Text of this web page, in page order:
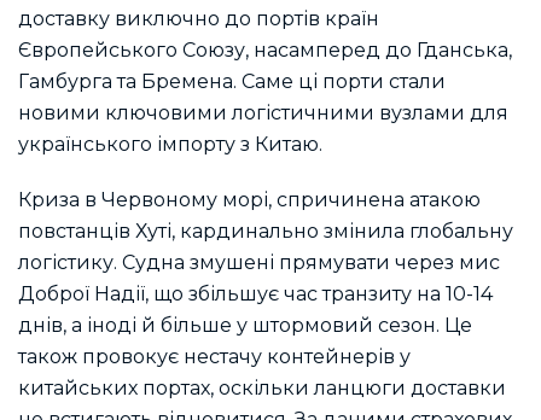
доставку виключно до портів країн
Європейського Союзу, насамперед до Гданська,
Гамбурга та Бремена. Саме ці порти стали
новими ключовими логістичними вузлами для
українського імпорту з Китаю.
Криза в Червоному морі, спричинена атакою
повстанців Хуті, кардинально змінила глобальну
логістику. Судна змушені прямувати через мис
Доброї Надії, що збільшує час транзиту на 10-14
днів, а іноді й більше у штормовий сезон. Це
також провокує нестачу контейнерів у
китайських портах, оскільки ланцюги доставки